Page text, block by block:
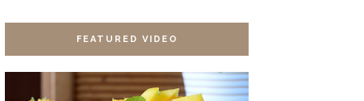
FEATURED VIDEO